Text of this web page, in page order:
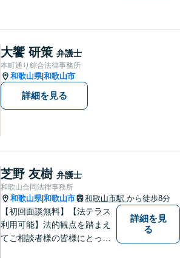
大饗 研策 弁護士
本町通り綜合法律事務所
和歌山県|和歌山市
詳細を見る
芝野 友樹 弁護士
和歌山合同法律事務所
和歌山県|和歌山市 和歌山市駅 から徒歩8分
【初回面談無料】【法テラス
利用可能】法的観点を踏まえ
てご相談者様の皆様にとって
詳細を見
る